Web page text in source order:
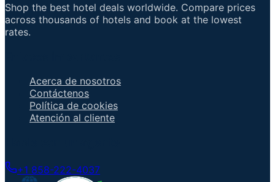
Shop the best hotel deals worldwide. Compare prices
across thousands of hotels and book at the lowest
rates.
Acerca de nosotros
Contáctenos
Política de cookies
Atención al cliente
+1 858-222-4037